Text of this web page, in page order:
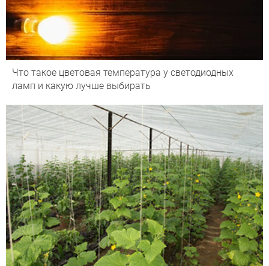
Что такое цветовая температура у светодиодных
ламп и какую лучше выбирать